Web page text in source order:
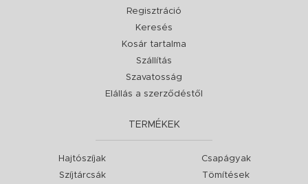
Regisztráció
Keresés
Kosár tartalma
Szállítás
Szavatosság
Elállás a szerződéstől
TERMÉKEK
Hajtószíjak
Szíjtárcsák
Csapágyak
Tömítések